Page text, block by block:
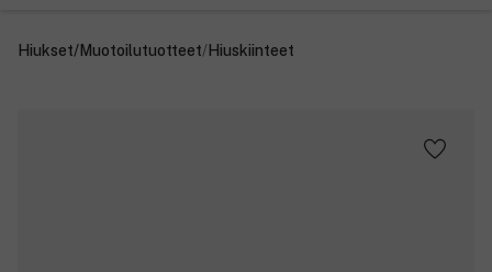
Hiukset/Muotoilutuotteet/Hiuskiinteet